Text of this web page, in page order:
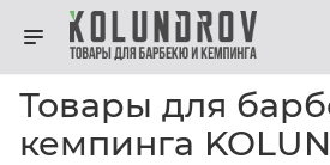
Товары для
кемпинга